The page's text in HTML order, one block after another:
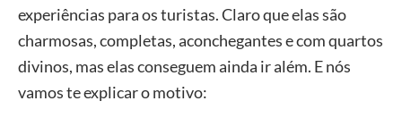
experiências para os turistas. Claro que elas são
charmosas, completas, aconchegantes e com quartos
divinos, mas elas conseguem ainda ir além. E nós
vamos te explicar o motivo: